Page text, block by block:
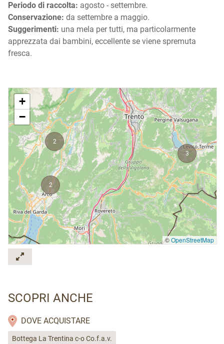
Periodo di raccolta: agosto - settembre.
Conservazione: da settembre a maggio.
Suggerimenti: una mela per tutti, ma particolarmente
apprezzata dai bambini, eccellente se viene spremuta
fresca.
3
2
2
+
−
©OpenStreetMap
SCOPRI ANCHE
DOVE ACQUISTARE
Bottega La Trentina c-o Co.f.a.v.